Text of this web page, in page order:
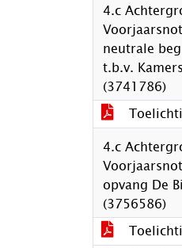
4.c
neutrale
t.b.v.
(3741786)
4.c
opvang De
(3756586)